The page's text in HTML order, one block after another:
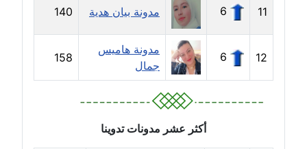
مدونة جاد كريم
عاملة
مدونة جلال الخطيب
عاملة
مدونة جهاد عبد الحميد
عاملة
11
6 مدونة بيان هدية 140
12
6
مدونة هاميس
جمال
158
أكثر عشر مدونات تدوينا